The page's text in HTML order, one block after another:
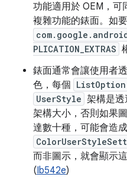
功能適用於 OEM，可
複雜功能的錶面。如
PLICATION_EXTRAS
錶面通常會讓使用者
色，每個 ListOption
UserStyle 架構是
架構大小，否則如果
達數十種，可能會造
而非圖示，就會顯示
(Ib542e)